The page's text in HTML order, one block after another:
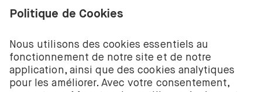
Investir comporte des risques. Tu peux perdre ton
dépôt.
Les services d’investissement de BUX pour les
actions et les ETF sont fournis par BUX B.V. BUX B.V.
est enregistré auprès de la Chambre de commerce
néerlandaise à Amsterdam sous le numéro